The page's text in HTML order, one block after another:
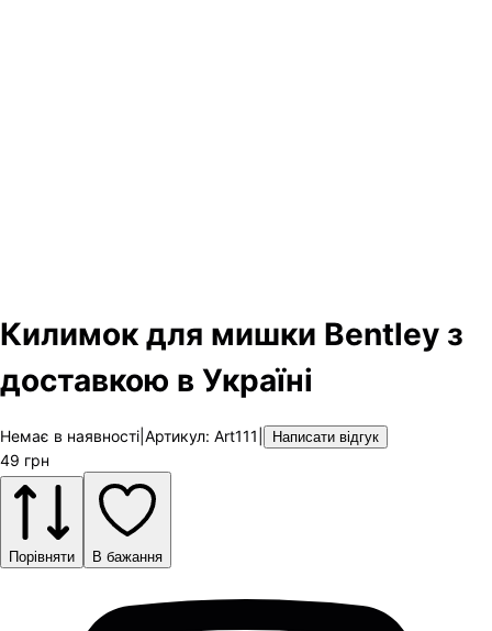
Килимок для мишки Bentley з
доставкою в Україні
Немає в наявності Артикул: Art111 Написати відгук
49 грн
Порівняти В бажання